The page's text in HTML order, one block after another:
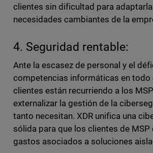
clientes sin dificultad para
necesidades cambiantes de la
4. Seguridad rentable:
Ante la escasez de personal y el
competencias informáticas en todo
clientes están recurriendo a los
externalizar la gestión de la
tanto necesitan. XDR unifica una
sólida para que los clientes de MSP
gastos asociados a soluciones